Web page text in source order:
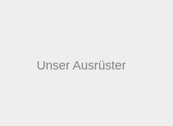
Unser Ausrüster